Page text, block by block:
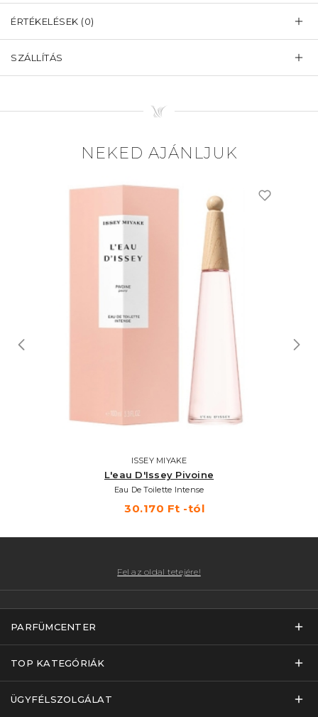
ÉRTÉKELÉSEK (0)
SZÁLLÍTÁS
NEKED AJÁNLJUK
ISSEY MIYAKE
L'eau D'Issey Pivoine
Eau De Toilette Intense
30.170 Ft -tól
Fel az oldal tetejére!
PARFÜMCENTER
TOP KATEGÓRIÁK
ÜGYFÉLSZOLGÁLAT